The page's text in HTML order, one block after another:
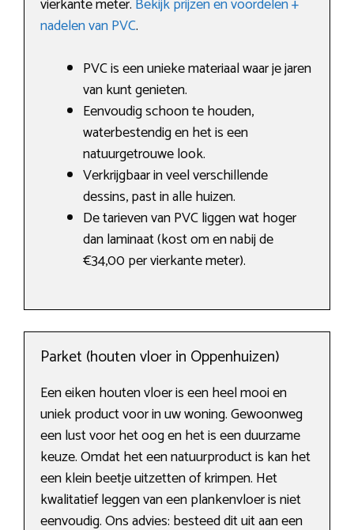
vierkante meter. Bekijk prijzen en voordelen +
nadelen van PVC.
PVC is een unieke materiaal waar je jaren
van kunt genieten.
Eenvoudig schoon te houden,
waterbestendig en het is een
natuurgetrouwe look.
Verkrijgbaar in veel verschillende
dessins, past in alle huizen.
De tarieven van PVC liggen wat hoger
dan laminaat (kost om en nabij de
€34,00 per vierkante meter).
Parket (houten vloer in Oppenhuizen)
Een eiken houten vloer is een heel mooi en
uniek product voor in uw woning. Gewoonweg
een lust voor het oog en het is een duurzame
keuze. Omdat het een natuurproduct is kan het
een klein beetje uitzetten of krimpen. Het
kwalitatief leggen van een plankenvloer is niet
eenvoudig. Ons advies: besteed dit uit aan een